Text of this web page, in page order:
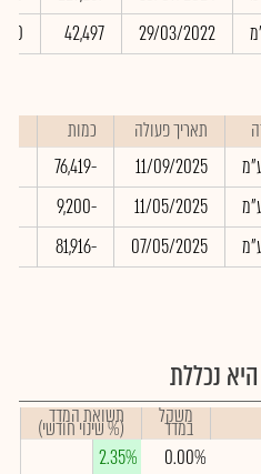
29/03/2022
42,497
תאריך פעולה כמות
11/09/2025
-76,419
11/05/2025
-9,200
07/05/2025
-81,916
נכללת
משקל
במדד תשואת המדד
(% שינוי חודשי)
0.00%
2.35%